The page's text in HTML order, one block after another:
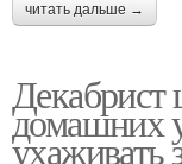
читать дальше →
Декабрист
домашних
ухаживать